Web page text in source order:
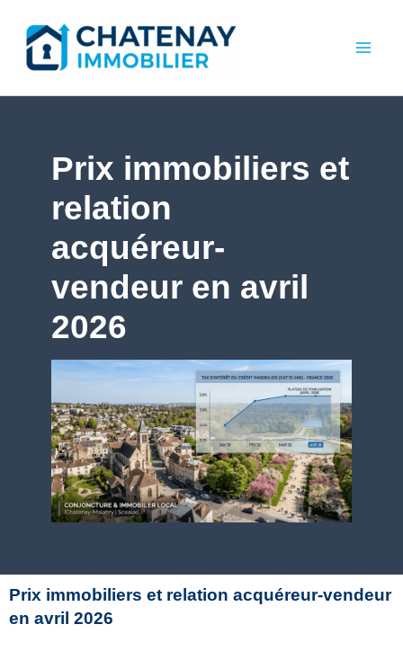
contenu
Prix immobiliers et
relation
acquéreur-
vendeur en avril
2026
Prix immobiliers et relation acquéreur-vendeur
en avril 2026